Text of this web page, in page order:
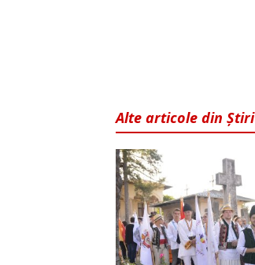
Alte articole din Știri